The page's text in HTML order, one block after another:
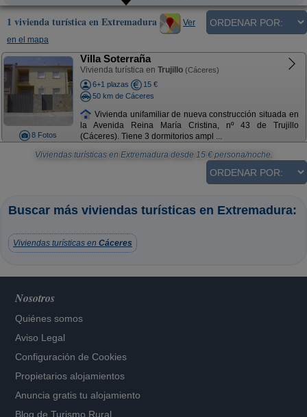
1 vivienda turística en Extremadura
Ver
en el mapa
8 Fotos
Villa Soterraña
Vivienda turística en Trujillo (Cáceres)
6+1 plazas
15 €
50 km de Cáceres
Vivienda unifamiliar de nueva construcción situada en
la Avenida Reina María Cristina, nº 43 de Trujillo
(Cáceres). Tiene 3 dormitorios ampl ...
Viviendas turísticas en Extremadura desde 15€ persona/noche.
Buscar más viviendas turísticas en Extremadura:
Viviendas turísticas en Cáceres
Nosotros
Quiénes somos
Aviso Legal
Configuración de Cookies
Propietarios alojamientos
Anuncia gratis tu alojamiento
Blog de Turismo Rural